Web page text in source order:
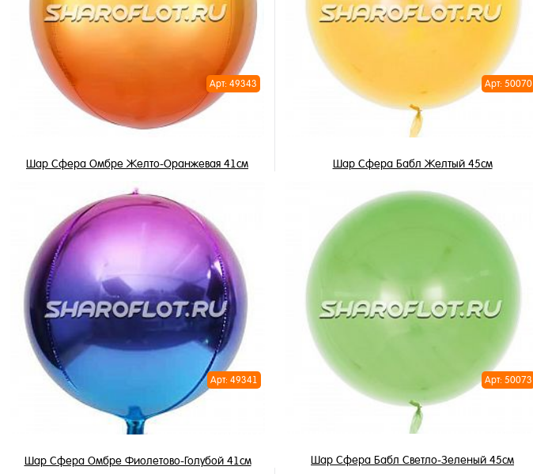
Арт: 49343
Шар Сфера Омбре Желто-Оранжевая 41см
1 250 ₽/ шт
Купить в 1 клик
В избранное
В наличии
Арт: 50070
Шар Сфера Бабл Желтый 45см
490 ₽
Купить в 1 клик
В избранное
В наличии
Арт: 49341
Шар Сфера Омбре Фиолетово-Голубой 41см
Арт: 50073
Шар Сфера Бабл Светло-Зеленый 45см